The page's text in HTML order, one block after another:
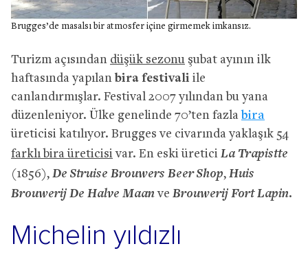
Brugges’de masalsı bir atmosfer içine girmemek imkansız.
Turizm açısından düşük sezonu şubat ayının ilk
haftasında yapılan bira festivali ile
canlandırmışlar. Festival 2007 yılından bu yana
düzenleniyor. Ülke genelinde 70’ten fazla bira
üreticisi katılıyor. Brugges ve civarında yaklaşık 54
farklı bira üreticisivar. En eski üretici La Trapistte
(1856), De Struise Brouwers Beer Shop, Huis
Brouwerij De Halve Maanve Brouwerij Fort Lapin.
Michelin yıldızlı